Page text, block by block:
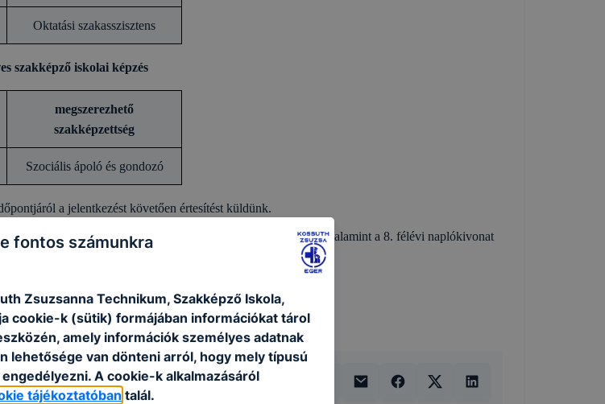
Oktatási szakasszisztens
szakképző iskolai képzés
megszerezhető
szakképzettség
Szociális ápoló és gondozó
a jelentkezést követően értesítést küldünk.
tartalmazó lap másolatát, a 7. év végi bizonyítvány másolatát, valamint a 8. félévi naplókivonat
úton (
fontos számunkra
Zsuzsanna Technikum, Szakképző Iskola,
cookie-k (sütik) formájában információkat tárol
amely információk személyes adatnak
lehetősége van dönteni arról, hogy mely típusú
A cookie-k alkalmazásáról
tájékoztatóban talál.